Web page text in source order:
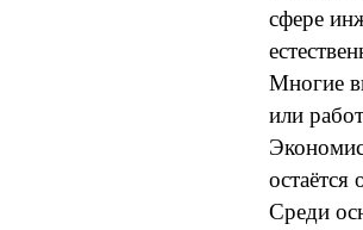
сфере
Многие
или
Среди